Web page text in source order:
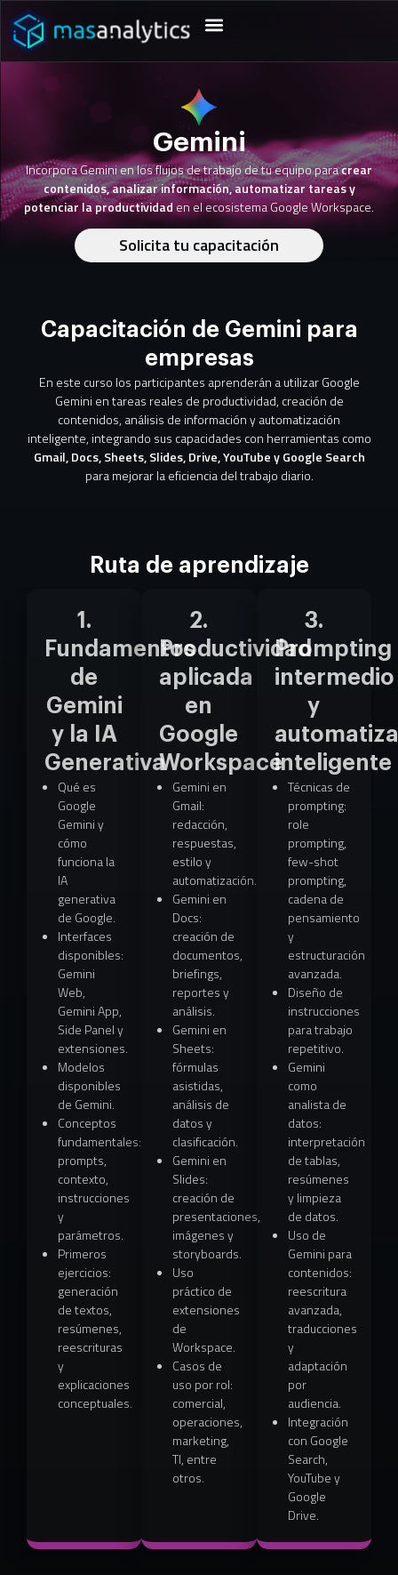
Gemini
Incorpora Gemini en los flujos de trabajo de tu equipo paracrear
contenidos, analizar información, automatizar tareas y
potenciar la productividaden el ecosistema Google Workspace.
Solicita tu capacitación
Capacitación de Gemini para
empresas
En este curso los participantes aprenderán a utilizar Google
Gemini en tareas reales de productividad, creación de
contenidos, análisis de información y automatización
inteligente, integrando sus capacidades con herramientas como
Gmail, Docs, Sheets, Slides, Drive, YouTube y Google Search
para mejorar la eficiencia del trabajo diario.
Ruta de aprendizaje
1.
Fundamentos
de
Gemini
y la IA
Generativa
Qué es
Google
Gemini y
cómo
funciona la
IA
generativa
de Google.
Interfaces
disponibles:
Gemini
Web,
Gemini App,
Side Panel y
extensiones.
Modelos
disponibles
de Gemini.
Conceptos
fundamentales:
prompts,
contexto,
instrucciones
y
parámetros.
Primeros
ejercicios:
generación
de textos,
resúmenes,
reescrituras
y
explicaciones
conceptuales.
2.
Productividad
aplicada
en
Google
Workspace
Gemini en
Gmail:
redacción,
respuestas,
estilo y
automatización.
Gemini en
Docs:
creación de
documentos,
briefings,
reportes y
análisis.
Gemini en
Sheets:
fórmulas
asistidas,
análisis de
datos y
clasificación.
Gemini en
Slides:
creación de
presentaciones,
imágenes y
storyboards.
Uso
práctico de
extensiones
de
Workspace.
Casos de
uso por rol:
comercial,
operaciones,
marketing,
TI, entre
otros.
3.
Prompting
intermedio
y
inteligente
Técnicas de
prompting:
role
prompting,
few-shot
prompting,
cadena de
pensamiento
y
estructuración
avanzada.
Diseño de
instrucciones
para trabajo
repetitivo.
Gemini
como
analista de
datos:
interpretación
de tablas,
resúmenes
y limpieza
de datos.
Uso de
Gemini para
contenidos:
reescritura
avanzada,
traducciones
y
adaptación
por
audiencia.
Integración
con Google
Search,
YouTube y
Google
Drive.